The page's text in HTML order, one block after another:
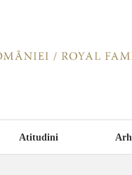
Atitudini